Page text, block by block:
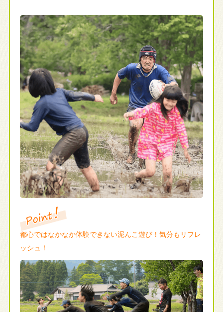
都心ではなかなか体験できない泥んこ遊び！気分もリフレ
ッシュ！